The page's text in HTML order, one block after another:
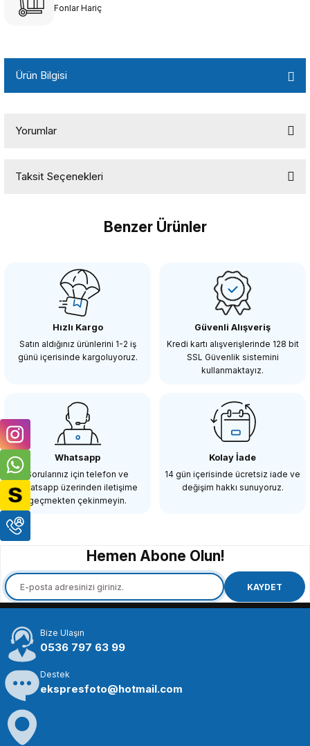
Fonlar Hariç
Ürün Bilgisi
Yorumlar
Yorum Yaz
Taksit Seçenekleri
Benzer Ürünler
DJI Mini 5 Pro Fly More Combo (RC-N3)
Hızlı Kargo
Satın aldığınız ürünlerini 1-2 iş
günü içerisinde kargoluyoruz.
Güvenli Alışveriş
Kredi kartı alışverişlerinde 128 bit
SSL Güvenlik sistemini
kullanmaktayız.
Whatsapp
Sorularınız için telefon ve
Whatsapp üzerinden iletişime
geçmekten çekinmeyin.
Kolay İade
14 gün içerisinde ücretsiz iade ve
değişim hakkı sunuyoruz.
Hemen Abone Olun!
KAYDET
Bize Ulaşın
0536 797 63 99
Destek
ekspresfoto@hotmail.com